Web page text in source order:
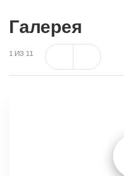
Галерея
1ИЗ 11